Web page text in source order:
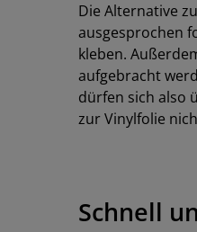
Die Alternative
ausgesprochen
kleben.
aufgebracht
dürfen sich also
zur Vinylfolie
Schnell